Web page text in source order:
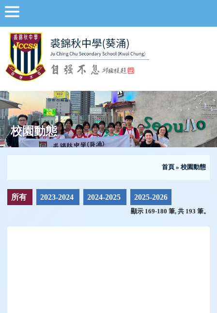
校園動態
首頁 » 校園動態
所有 2023-2024 2024-2025 2025-2026
顯示 169-180 筆, 共 193 筆。